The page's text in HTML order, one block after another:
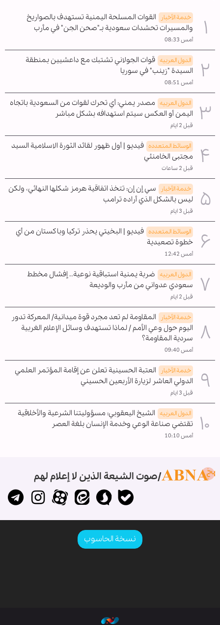
خدمة الأخبار
القوات المسلحة اليمنية تستهدف بالصواريخ
والمسيرات تحشدات سعودية بـ"صحن الجن" في مأرب
أمس 08:33
الدول العربیه قوات الجولاني تشتبك مع داعشيين بمنطقة
السيدة "زينب" في سوريا
أمس 08:51
الدول العربیه مصدر يمني: أي تحرك لقوات من السعودية باتجاه
اليمن أو العكس سيتم استهدافه بشكل مباشر
قبل 2 ايام
الوسائط المتعدده فيديو | أول ظهور لقائد الثورة الاسلامية السيد
مجتبى الخامنئي
قبل 2 ساعات
خدمة الأخبار
سي إن إن: تتخذ اتفاقية هرمز شكلها النهائي، ولكن
ليس بالشكل الذي أراده ترامب
قبل 3 ايام
الوسائط المتعدده فيديو | البخيتي يحذر تركيا وباكستان من أي
خطوة تصعيدية
أمس 12:42
الدول العربیه ضربة يمنية استباقية نوعية.. إفشال مخطط
سعودي عدواني من مأرب والوديعة
قبل 2 ايام
خدمة الأخبار
المقاومة لم تعد مجرد قوة ميدانية/ المعركة تدور
اليوم حول وعي الأمم / لماذا تستهدف وسائل الإعلام الغربية
سردية المقاومة؟
أمس 09:40
خدمة الأخبار
العتبة الحسينية تعلن عن إقامة المؤتمر العلمي
الدولي العاشر لزيارة الأربعين الحسيني
قبل 3 ايام
الدول العربیه الشيخ اليعقوبي: مسؤوليتنا الشرعية والأخلاقية
تقتضي صناعة الوعي وخدمة الإنسان بلغة العصر
أمس 10:10
صوت الشيعة الذين لا إعلام لهم
نسخة الحاسوب